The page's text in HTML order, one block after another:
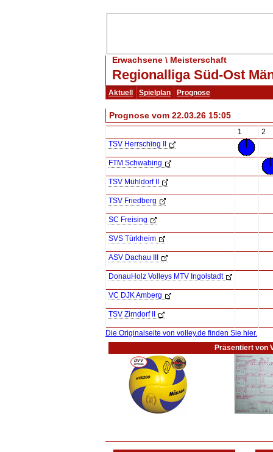
Erwachsene \ Meisterschaft
Regionalliga Süd-Ost
Aktuell Spielplan Prognose
Prognose vom 22.03.26 15:05
1
2
TSV Herrsching II
FTM Schwabing
TSV Mühldorf II
TSV Friedberg
SC Freising
SVS Türkheim
ASV Dachau III
DonauHolz Volleys MTV Ingolstadt
VC DJK Amberg
TSV Zirndorf II
Die Originalseite von volley.de finden Sie hier.
Präsentiert von